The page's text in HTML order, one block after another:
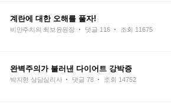
계란에 대한 오해를 풀자!
· 댓글 116 · 조회 11675
비만주치의 최보윤원장
완벽주의가 불러낸 다이어트 강박증
· 댓글 78 · 조회 14752
박지현 상담심리사